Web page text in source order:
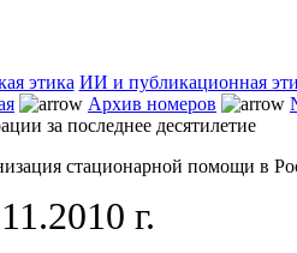
этика ИИ и публикационная
Архив номеров
за последнее десятилетие
стационарной помощи в
г.